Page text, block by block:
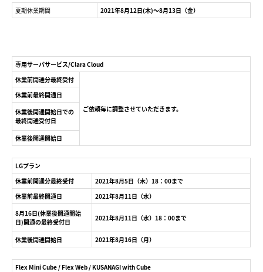
夏期休業期間 2021年8月12日(木)～8月13日（金）
専用サーバサービス/Clara Cloud
休業前開通分最終受付
ご依頼毎に調整させていただきます。
休業前最終開通日
休業後開通開始日での
最終開通受付日
休業後開通開始日
LGプラン
休業前開通分最終受付
2021年8月5日（木）18：00まで
休業前最終開通日
2021年8月11日（水）
8月16日(休業後開通開始
日)開通の最終受付日
2021年8月11日（水）18：00まで
休業後開通開始日 2021年8月16日（月）
Flex Mini Cube / Flex Web / KUSANAGI with Cube